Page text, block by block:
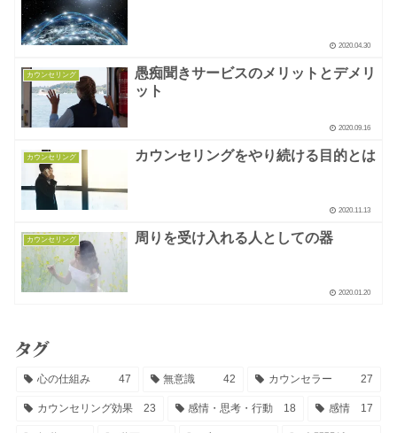
2020.04.30
カウンセリング
愚痴聞きサービスのメリットとデメリ
ット
2020.09.16
カウンセリング カウンセリングをやり続ける目的とは
2020.11.13
カウンセリング 周りを受け入れる人としての器
2020.01.20
タグ
心の仕組み 47 無意識 42 カウンセラー 27
カウンセリング効果 23 感情・思考・行動 18 感情 17